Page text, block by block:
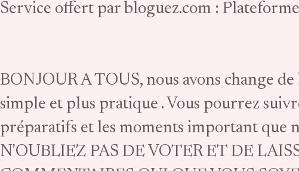
Service offert par bloguez.com :
BONJOUR A TOUS, nous avons change
simple et plus pratique . Vous pourrez
préparatifs et les moments important que
N'OUBLIEZ PAS DE VOTER ET DE